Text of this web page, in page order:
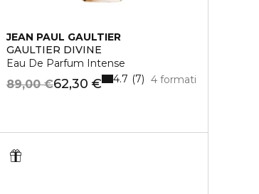
JEAN PAUL GAULTIER
GAULTIER DIVINE
Eau De Parfum Intense
62,30 €
89,00 € 4 formati
4.7 7